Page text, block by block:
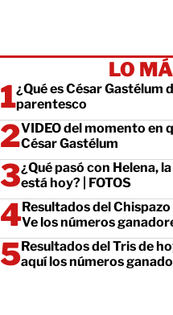
LO
¿Qué es César Gastélum
parentesco
VIDEO del momento en
César Gastélum
¿Qué pasó con Helena,
está hoy? | FOTOS
Resultados del
Ve los números
Resultados del Tris de
aquí los números